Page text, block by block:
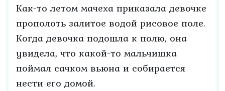
Как-то летом мачеха приказала девочке
прополоть залитое водой рисовое поле.
Когда девочка подошла к полю, она
увидела, что какой-то мальчишка
поймал сачком вьюна и собирается
нести его домой.